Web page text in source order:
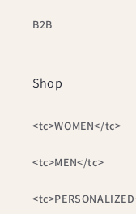
B2B
Shop
<tc>WOMEN</tc>
<tc>MEN</tc>